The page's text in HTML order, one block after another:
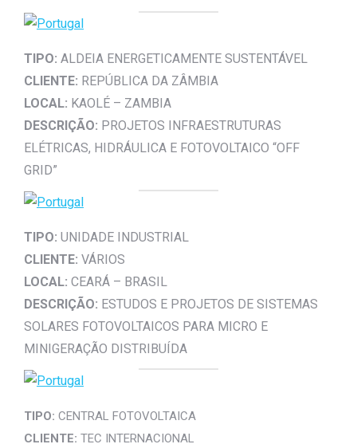
TIPO: ALDEIA ENERGETICAMENTE SUSTENTÁVEL
CLIENTE: REPÚBLICA DA ZÂMBIA
LOCAL: KAOLÉ – ZAMBIA
DESCRIÇÃO: PROJETOS INFRAESTRUTURAS
ELÉTRICAS, HIDRÁULICA E FOTOVOLTAICO “OFF
GRID”
TIPO: UNIDADE INDUSTRIAL
CLIENTE: VÁRIOS
LOCAL: CEARÁ – BRASIL
DESCRIÇÃO: ESTUDOS E PROJETOS DE SISTEMAS
SOLARES FOTOVOLTAICOS PARA MICRO E
MINIGERAÇÃO DISTRIBUÍDA
TIPO: CENTRAL FOTOVOLTAICA
CLIENTE: TEC INTERNACIONAL